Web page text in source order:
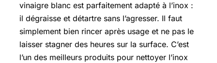
vinaigre blanc est parfaitement adapté à l’inox :
il dégraisse et détartre sans l’agresser. Il faut
simplement bien rincer après usage et ne pas le
laisser stagner des heures sur la surface. C’est
l’un des meilleurs produits pour nettoyer l’inox